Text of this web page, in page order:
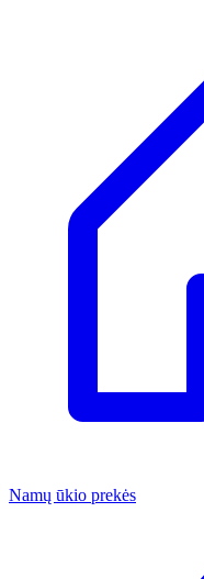
Namų ūkio prekės